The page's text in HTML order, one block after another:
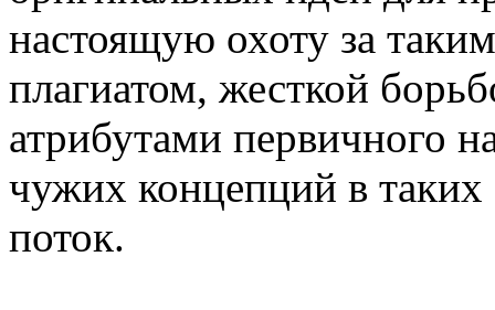
настоящую охоту за
плагиатом, жесткой
атрибутами первичного
чужих концепций в
поток.